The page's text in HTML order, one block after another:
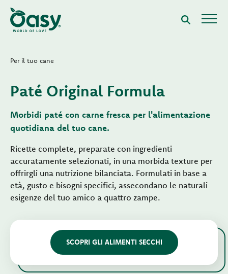
Per il tuo cane
Paté Original Formula
Morbidi paté con carne fresca per l'alimentazione
quotidiana del tuo cane.
Ricette complete, preparate con ingredienti
accuratamente selezionati, in una morbida texture per
offrirgli una nutrizione bilanciata. Formulati in base a
età, gusto e bisogni specifici, assecondano le naturali
esigenze del tuo amico a quattro zampe.
SCOPRI GLI ALIMENTI SECCHI